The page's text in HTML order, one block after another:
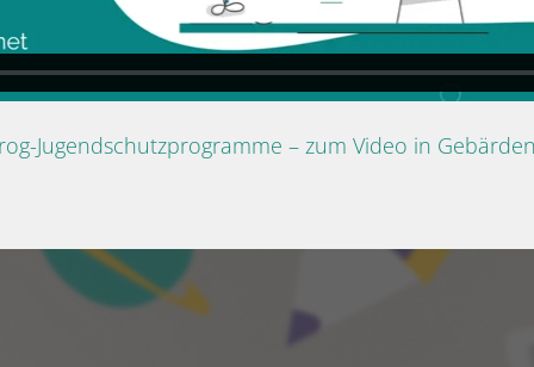
Jugendschutzprogramme – zum Video in